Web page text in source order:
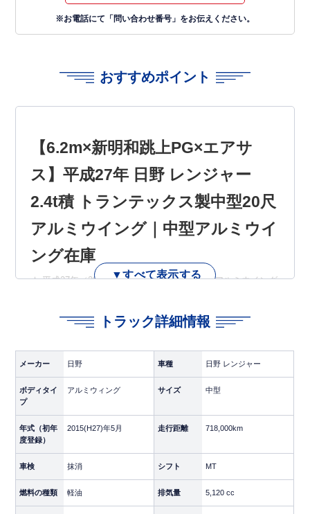
※お電話にて「問い合わせ番号」をお伝えください。
おすすめポイント
【6.2m×新明和跳上PG×エアサ
ス】平成27年 日野 レンジャー
2.4t積 トランテックス製中型20尺
アルミウイング｜中型アルミウイ
ング在庫
★ 平成27年（2015年） 日野 レンジャー 中型アルミウイング
◆ 6.2m×新明和跳上PG×エアサスのレンジャーが入庫しまし
た！
日野の中型レンジャー、トランテックス製20尺アルミウイン
備充実の1台です。6.2m定番ボディで扱いやすく、配送・地
場運送・幹線輸送の主力として即戦力で活躍します。
【車両情報】
年式 平成27年（2015年）
▼すべて表示する
トラック詳細情報
メーカー 日野 車種 日野 レンジャー
ボディタイ
プ
アルミウィング サイズ 中型
年式（初年
度登録）
2015(H27)年5月 走行距離 718,000km
車検 抹消 シフト MT
燃料の種類 軽油 排気量 5,120 cc